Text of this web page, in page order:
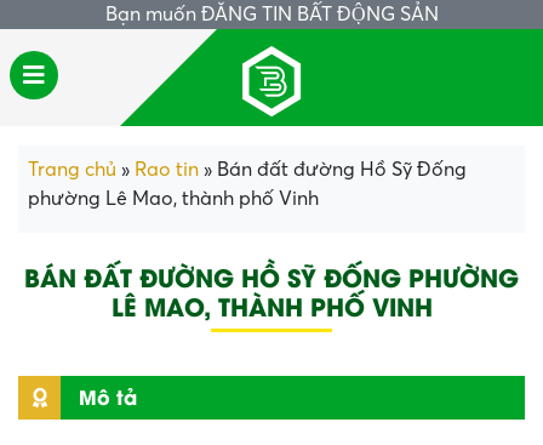
Bạn muốn ĐĂNG TIN BẤT ĐỘNG SẢN
Trang chủ » Rao tin » Bán đất đường Hồ Sỹ Đống
phường Lê Mao, thành phố Vinh
BÁN ĐẤT ĐƯỜNG HỒ SỸ ĐỐNG PHƯỜNG
LÊ MAO, THÀNH PHỐ VINH
Mô tả